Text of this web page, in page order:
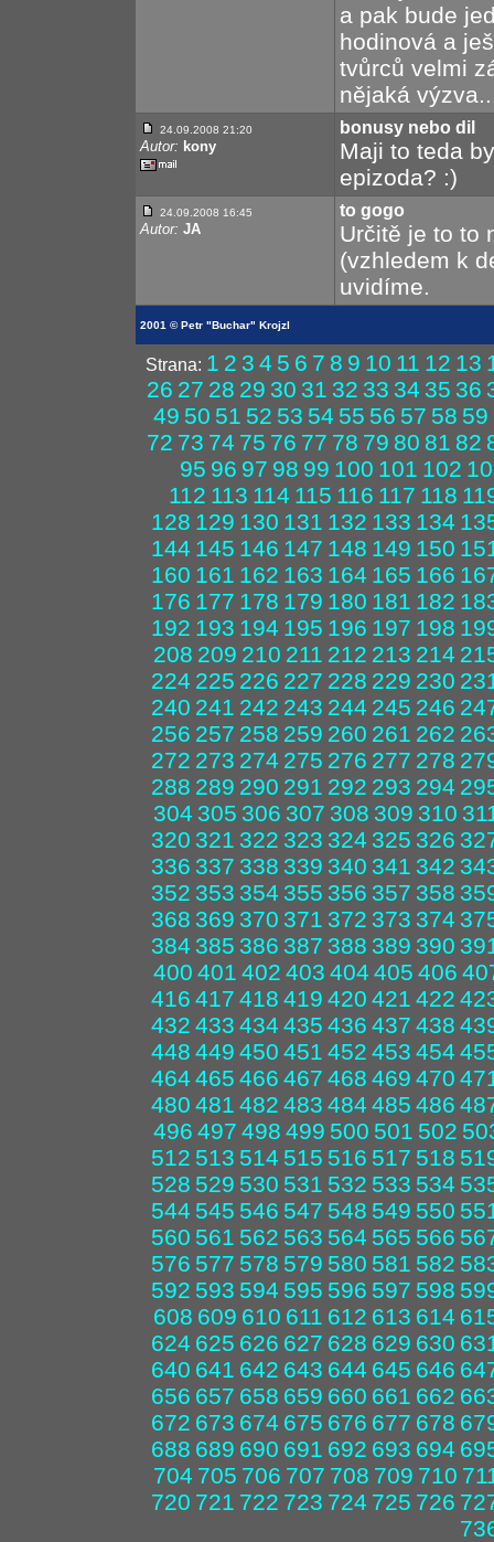
a pak bude
hodinová a
tvůrců velmi
nějaká
24.09.2008 21:20
Autor: kony
bonusy nebo dil
Maji to teda
epizoda? :)
24.09.2008 16:45
Autor: JA
to gogo
Určitě je to to
(vzhledem k
uvidíme.
2001 © Petr "Buchar" Krojzl
Strana: 1 2 3 4 5 6 7 8 9 10 11 12 13
26 27 28 29 30 31 32 33 34 35 36
49 50 51 52 53 54 55 56 57 58 59
72 73 74 75 76 77 78 79 80 81 82
95 96 97 98 99 100 101 102
112 113 114 115 116 117 118
128 129 130 131 132 133 134
144 145 146 147 148 149 150
160 161 162 163 164 165 166
176 177 178 179 180 181 182
192 193 194 195 196 197 198
208 209 210 211 212 213 214
224 225 226 227 228 229 230
240 241 242 243 244 245 246
256 257 258 259 260 261 262
272 273 274 275 276 277 278
288 289 290 291 292 293 294
304 305 306 307 308 309 310
320 321 322 323 324 325 326
336 337 338 339 340 341 342
352 353 354 355 356 357 358
368 369 370 371 372 373 374
384 385 386 387 388 389 390
400 401 402 403 404 405 406
416 417 418 419 420 421 422
432 433 434 435 436 437 438
448 449 450 451 452 453 454
464 465 466 467 468 469 470
480 481 482 483 484 485 486
496 497 498 499 500 501 502
512 513 514 515 516 517 518
528 529 530 531 532 533 534
544 545 546 547 548 549 550
560 561 562 563 564 565 566
576 577 578 579 580 581 582
592 593 594 595 596 597 598
608 609 610 611 612 613 614
624 625 626 627 628 629 630
640 641 642 643 644 645 646
656 657 658 659 660 661 662
672 673 674 675 676 677 678
688 689 690 691 692 693 694
704 705 706 707 708 709 710
720 721 722 723 724 725 726